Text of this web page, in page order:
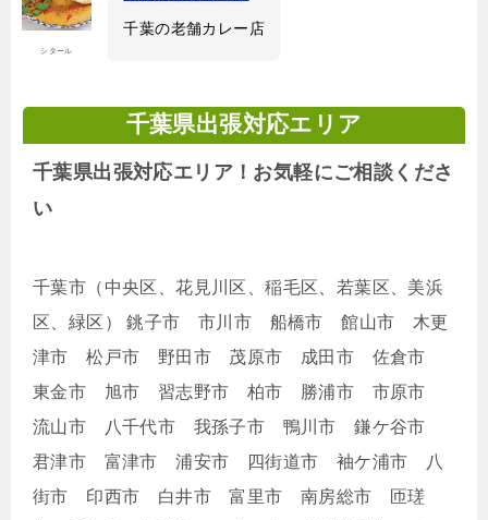
シタール
千葉の老舗カレー店
千葉県出張対応エリア
千葉県出張対応エリア！お気軽にご相談くださ
い
千葉市（中央区、花見川区、稲毛区、若葉区、美浜
区、緑区） 銚子市 市川市 船橋市 館山市 木更
津市 松戸市 野田市 茂原市 成田市 佐倉市
東金市 旭市 習志野市 柏市 勝浦市 市原市
流山市 八千代市 我孫子市 鴨川市 鎌ケ谷市
君津市 富津市 浦安市 四街道市 袖ケ浦市 八
街市 印西市 白井市 富里市 南房総市 匝瑳